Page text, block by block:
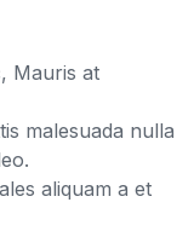
Mauris at
malesuada nulla
aliquam a et